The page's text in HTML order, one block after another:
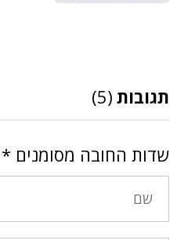
תגובות (5)
שדות החובה מסומנים *